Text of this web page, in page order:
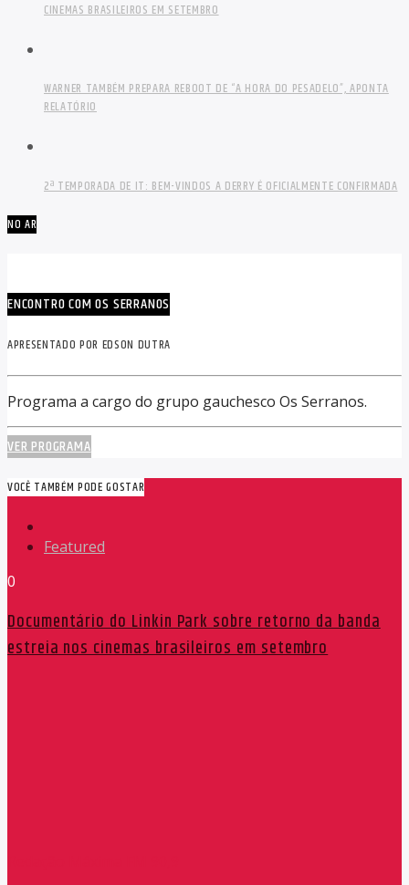
CINEMAS BRASILEIROS EM SETEMBRO
WARNER TAMBÉM PREPARA REBOOT DE “A HORA DO PESADELO”, APONTA
RELATÓRIO
2ª TEMPORADA DE IT: BEM-VINDOS A DERRY É OFICIALMENTE CONFIRMADA
NO AR
ENCONTRO COM OS SERRANOS
APRESENTADO POR EDSON DUTRA
Programa a cargo do grupo gauchesco Os Serranos.
VER PROGRAMA
VOCÊ TAMBÉM PODE GOSTAR
Featured
0
Documentário do Linkin Park sobre retorno da banda
estreia nos cinemas brasileiros em setembro